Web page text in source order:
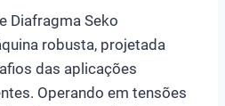
Diafragma Seko
robusta, projetada
das aplicações
Operando em tensões